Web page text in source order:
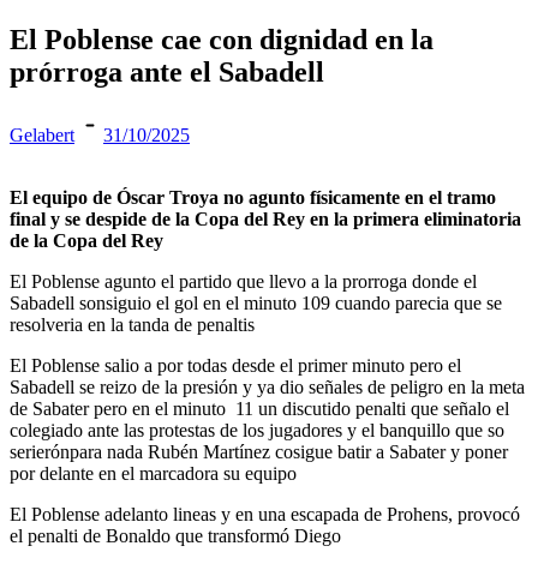
El Poblense cae con dignidad en la
prórroga ante el Sabadell
Gelabert 31/10/2025
El equipo de Óscar Troya no agunto físicamente en el tramo
final y se despide de la Copa del Rey en la primera eliminatoria
de la Copa del Rey
El Poblense agunto el partido que llevo a la prorroga donde el
Sabadell sonsiguio el gol en el minuto 109 cuando parecia que se
resolveria en la tanda de penaltis
El Poblense salio a por todas desde el primer minuto pero el
Sabadell se reizo de la presión y ya dio señales de peligro en la meta
de Sabater pero en el minuto 11 un discutido penalti que señalo el
colegiado ante las protestas de los jugadores y el banquillo que so
serierónpara nada Rubén Martínez cosigue batir a Sabater y poner
por delante en el marcadora su equipo
El Poblense adelanto lineas y en una escapada de Prohens, provocó
el penalti de Bonaldo que transformó Diego